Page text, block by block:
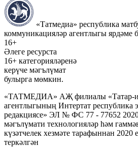
«Татмедиа» республика
коммуникацияләр агентлыгы ярдәме
16+
Әлеге ресурста
16+ категорияләренә
керүче мәгълүмат
булырга мөмкин.
«ТАТМЕДИА» АҖ филиалы «Татар-
агентлыгының Интертат республика
редакциясе» ЭЛ № ФС 77 - 77652 2020
мәгълүмати технологияләр һәм
күзәтчелек хезмәте тарафыннан
теркәлгән